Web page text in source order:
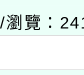
請許可
理「
及節水達
(星期六
福系列
景藝術
/瀏覽：